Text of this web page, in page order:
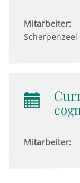
Mitarbeiter:
Scherpenzeel
Mitarbeiter: